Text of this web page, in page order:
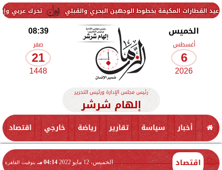
تحرك عربي وإسلامي لمواجهة بخطوط الوجهين البحري والقبلي
الخميس
أغسطس
6
2026
08:39
صفر
21
1448
رئيس مجلس الإدارة ورئيس التحرير
إلهام شرشر
أخبار سياسة تقارير رياضة خارجي اقتصاد
اقتصاد الخميس، 12 مايو 2022 04:14 مـ بتوقيت القاهرة